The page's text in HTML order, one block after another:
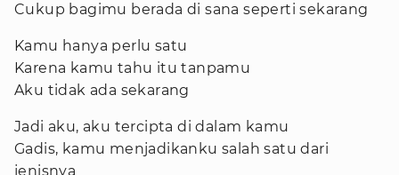
Cukup bagimu berada di sana seperti sekarang
Kamu hanya perlu satu
Karena kamu tahu itu tanpamu
Aku tidak ada sekarang
Jadi aku, aku tercipta di dalam kamu
Gadis, kamu menjadikanku salah satu dari
jenisnya